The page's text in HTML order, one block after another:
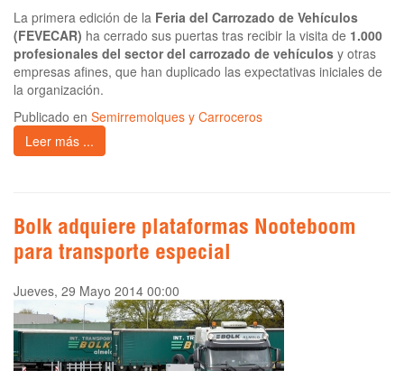
La primera edición de la Feria del Carrozado de Vehículos
(FEVECAR) ha cerrado sus puertas tras recibir la visita de 1.000
profesionales del sector del carrozado de vehículos y otras
empresas afines, que han duplicado las expectativas iniciales de
la organización.
Publicado en Semirremolques y Carroceros
Leer más ...
Bolk adquiere plataformas Nooteboom
para transporte especial
Jueves, 29 Mayo 2014 00:00